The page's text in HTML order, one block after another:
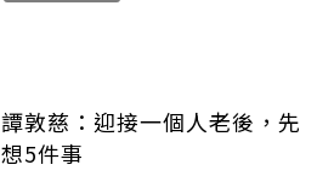
譚敦慈：迎接一個人老後，先
想5件事